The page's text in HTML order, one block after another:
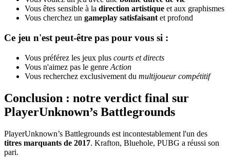
Vous êtes sensible à la direction artistique et aux graphismes
Vous cherchez un gameplay satisfaisant et profond
Ce jeu n'est peut-être pas pour vous si :
Vous préférez les jeux plus courts et directs
Vous n'aimez pas le genre Action
Vous recherchez exclusivement du multijoueur compétitif
Conclusion : notre verdict final sur
PlayerUnknown’s Battlegrounds
PlayerUnknown’s Battlegrounds est incontestablement l'un des
titres marquants de 2017. Krafton, Bluehole, PUBG a réussi son
pari.